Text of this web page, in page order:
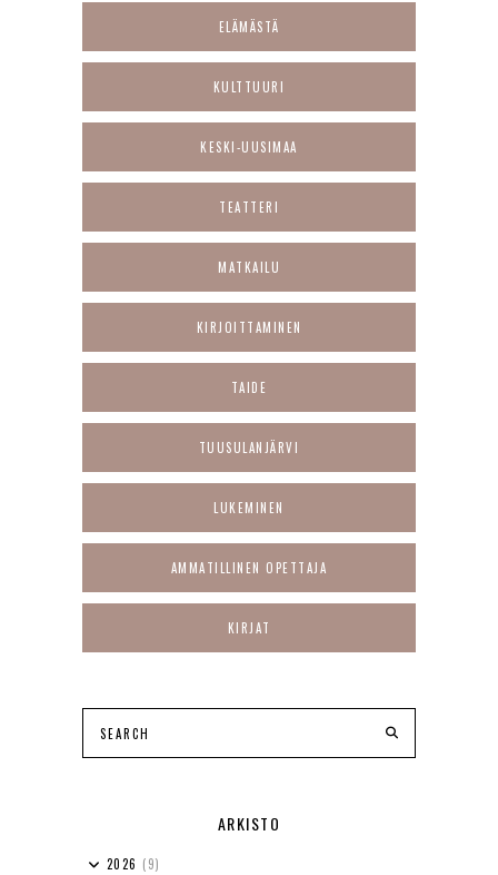
ELÄMÄSTÄ
KULTTUURI
KESKI-UUSIMAA
TEATTERI
MATKAILU
KIRJOITTAMINEN
TAIDE
TUUSULANJÄRVI
LUKEMINEN
AMMATILLINEN OPETTAJA
KIRJAT
ARKISTO
2026 (9)